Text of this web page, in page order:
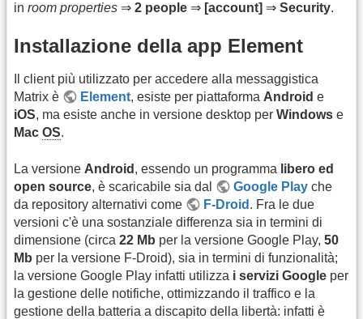
in room properties ⇒ 2 people ⇒ [account] ⇒ Security.
Installazione della app Element
Il client più utilizzato per accedere alla messaggistica
Matrix è
Element, esiste per piattaforma Android e
iOS, ma esiste anche in versione desktop per Windows e
Mac OS.
La versione Android , essendo un programma libero ed
open source, è scaricabile sia dal Google Play che
da repository alternativi come
F-Droid . Fra le due
versioni c'è una sostanziale differenza sia in termini di
dimensione (circa 22 Mb per la versione Google Play, 50
Mb per la versione F-Droid), sia in termini di funzionalità;
la versione Google Play infatti utilizza i servizi Google per
la gestione delle notifiche, ottimizzando il traffico e la
gestione della batteria a discapito della libertà: infatti è